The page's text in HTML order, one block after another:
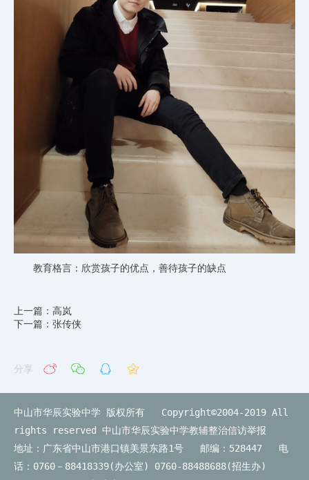
教育格言：欣赏孩子的优点，善待孩子的缺点
上一篇：高岚
下一篇：张传侠
分享
中山市华辰实验中学 版权所有 Copyright©2004-2019 All
rights reserved 中山市华辰实验中学教辅整治信访举报
地址：广东省中山市港口镇美景东路1号 邮编：528447 电
话：0760－88418339(办公室) 0760-88488688(招生办)